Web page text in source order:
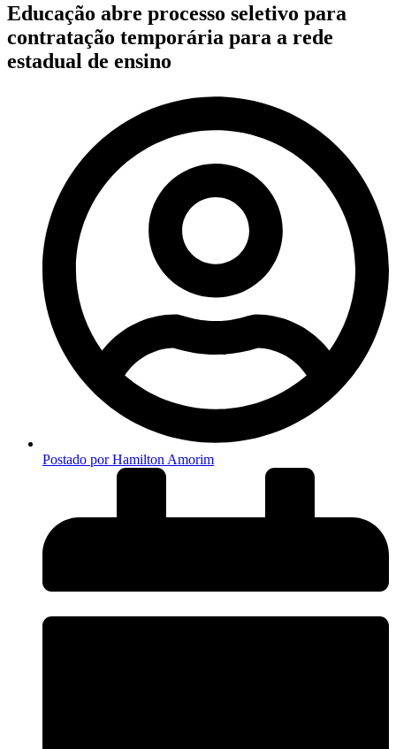
Educação abre processo seletivo para
contratação temporária para a rede
estadual de ensino
Postado porHamilton Amorim